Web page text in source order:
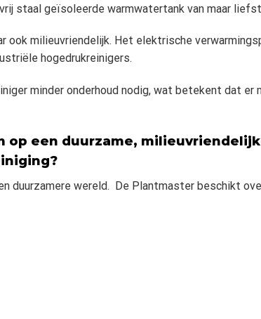
staal geïsoleerde warmwatertank van maar
ook milieuvriendelijk. Het elektrische
hogedrukreinigers.
minder onderhoud nodig, wat betekent dat er
op een duurzame,
duurzamere wereld. De Plantmaster beschikt